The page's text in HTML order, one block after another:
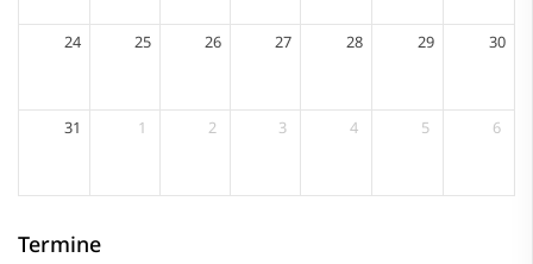
24 25 26 27 28 29 30
31 1 2 3 4 5 6
Termine